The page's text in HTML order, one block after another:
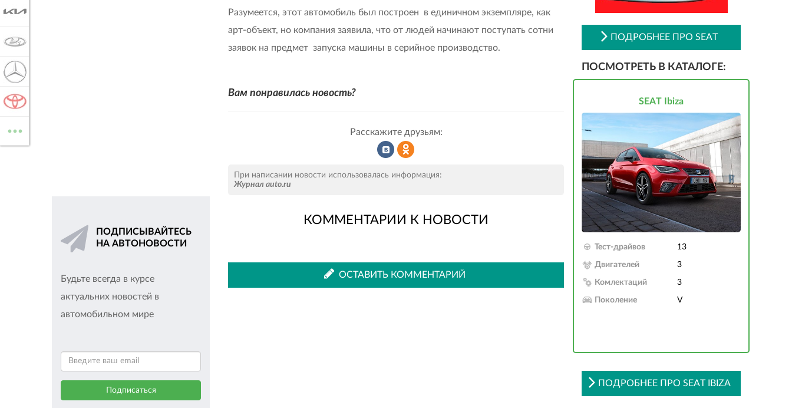
Разумеется, этот автомобиль был построен в единичном экземпляре, как
арт-объект, но компания заявила, что от людей начинают поступать сотни
заявок на предмет запуска машины в серийное производство.
Вам понравилась новость?
Расскажите друзьям:
во
ВКонтакте
Одноклассниках
При написании новости использовалась информация:
Журнал auto.ru
КОММЕНТАРИИ К НОВОСТИ
ОСТАВИТЬ КОММЕНТАРИЙ
ПОДПИСЫВАЙТЕСЬ
НА АВТОНОВОСТИ
Будьте всегда в курсе
актуальних новостей в
автомобильном мире
ПОДРОБНЕЕ ПРО SEAT
ПОСМОТРЕТЬ В КАТАЛОГЕ:
SEAT Ibiza
Тест-драйвов 13
Двигателей 3
Комлектаций 3
Поколение V
ПОДРОБНЕЕ ПРО SEAT IBIZA
...